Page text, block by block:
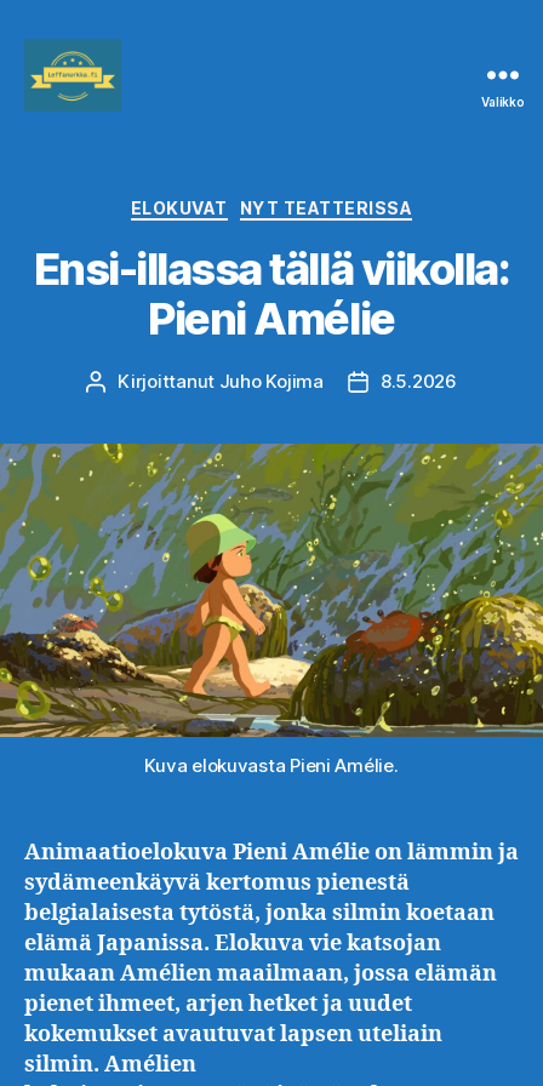
Valikko
Kategoriat
ELOKUVAT NYT TEATTERISSA
Ensi-illassa tällä viikolla:
Pieni Amélie
Kirjoittaja
Kirjoittanut Juho Kojima Julkaisupäivämäärä
8.5.2026
Kuva elokuvasta Pieni Amélie.
Animaatioelokuva Pieni Amélie on lämmin ja
sydämeenkäyvä kertomus pienestä
belgialaisesta tytöstä, jonka silmin koetaan
elämä Japanissa. Elokuva vie katsojan
mukaan Amélien maailmaan, jossa elämän
pienet ihmeet, arjen hetket ja uudet
kokemukset avautuvat lapsen uteliain
silmin. Amélien